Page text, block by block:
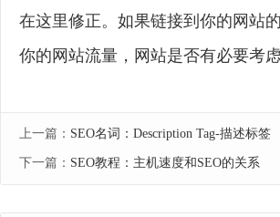
在这里修正。如果链接到你的网站
你的网站流量，网站是否有必要考虑
上一篇： SEO名词：Description Tag-描述标签
下一篇： SEO教程：主机速度和SEO的关系